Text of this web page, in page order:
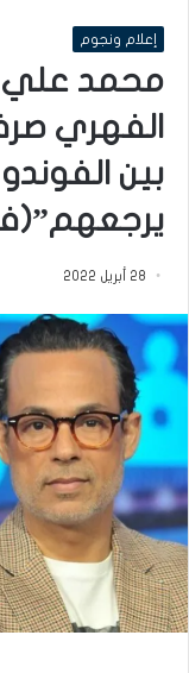
إعلام ونجوم
محمد علي
بين
28 أبريل 2022